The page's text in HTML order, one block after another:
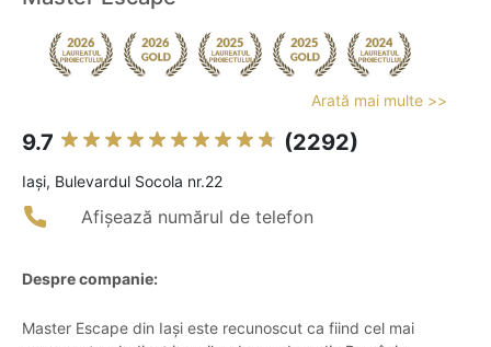
Arată mai multe >>
9.7 (2292)
Iaşi, Bulevardul Socola nr.22
Afișează numărul de telefon
Despre companie:
Master Escape din Iași este recunoscut ca fiind cel mai